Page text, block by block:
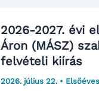
2026-2027. évi
Áron (MÁSZ)
felvételi kiírás
2026. július 22. •